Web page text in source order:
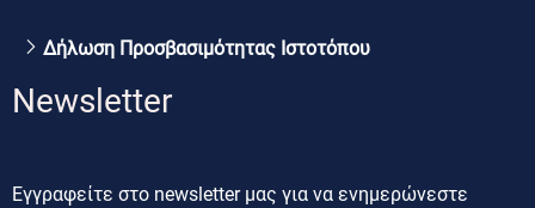
Δήλωση Προσβασιμότητας Ιστοτόπου
Newsletter
Εγγραφείτε στο newsletter μας για να ενημερώνεστε